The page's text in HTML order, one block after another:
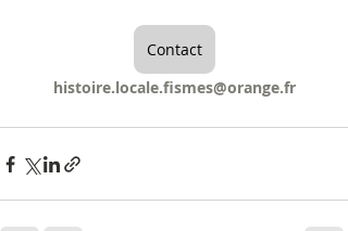
Contact
histoire.locale.fismes@orange.fr